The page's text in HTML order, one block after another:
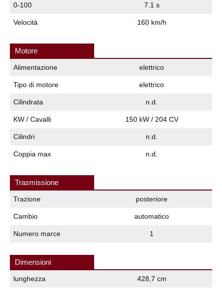
0-100 7.1 s
Velocità 160 km/h
Motore
Alimentazione elettrico
Tipo di motore elettrico
Cilindrata n.d.
KW / Cavalli 150 kW / 204 CV
Cilindri n.d.
Coppia max n.d.
Trasmissione
Trazione posteriore
Cambio automatico
Numero marce 1
Dimensioni
lunghezza 428,7 cm